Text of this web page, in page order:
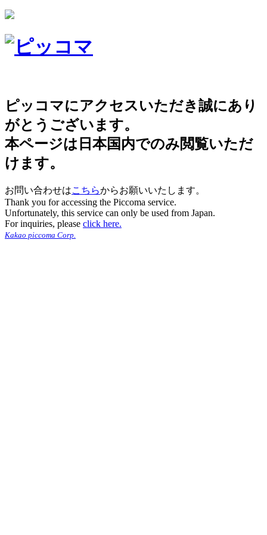
ピッコマにアクセスいただき誠にあり
がとうございます。
本ページは日本国内でのみ閲覧いただ
けます。
お問い合わせはこちらからお願いいたします。
Thank you for accessing the Piccoma service.
Unfortunately, this service can only be used from Japan.
For inquiries, please click here.
Kakao piccoma Corp.